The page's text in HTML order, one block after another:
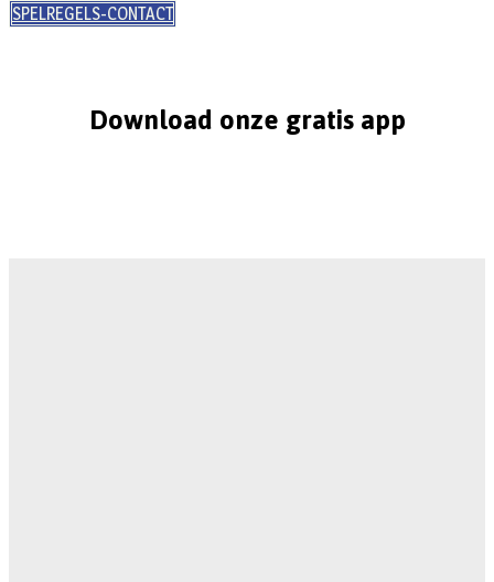
SPELREGELS-CONTACT
Download onze gratis app